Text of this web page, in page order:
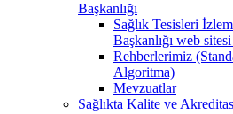
Başkanlığı
Sağlık Tesisleri
Başkanlığı web
Rehberlerimiz
Algoritma)
Mevzuatlar
Sağlıkta Kalite ve